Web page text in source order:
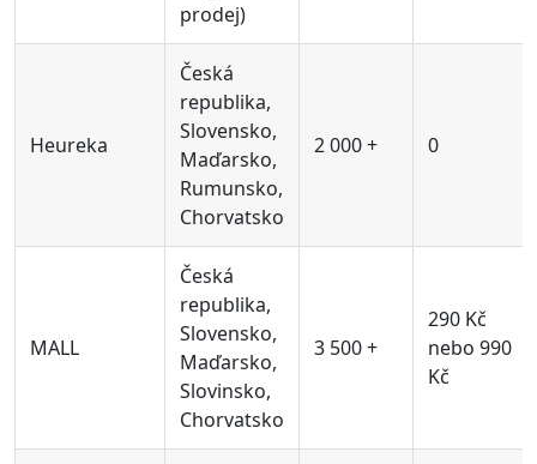
prodej)
Heureka
Česká
republika,
Slovensko,
Maďarsko,
Rumunsko,
Chorvatsko
2 000 + 0
MALL
Česká
republika,
Slovensko,
Maďarsko,
Slovinsko,
Chorvatsko
3 500 +
290 Kč
nebo 990
Kč